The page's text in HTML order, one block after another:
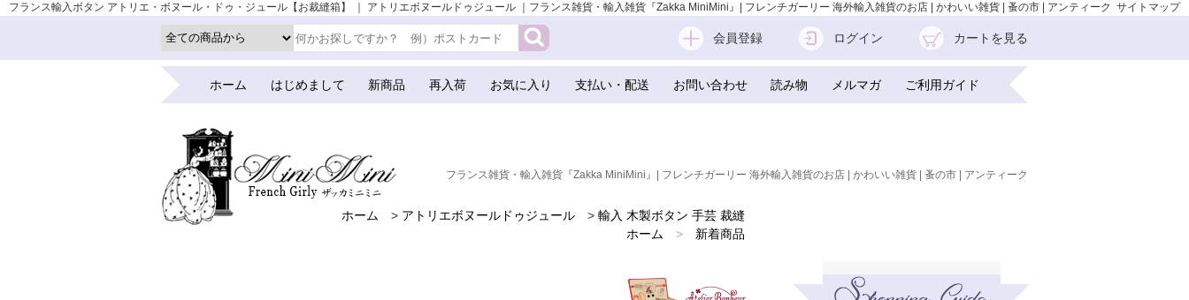
フランス輸入ボタン アトリエ・ボヌール・ドゥ・ジュール【お裁縫箱】 ｜ アトリエボヌールドゥジュール ｜フランス雑貨・輸入雑貨『Zakka MiniMini』| フレンチガーリー 海外輸入雑貨のお店 | かわいい雑貨 | 蚤の市 | アンティーク サイトマップ
会員登録 ログイン カートを見る
ホーム はじめまして 新商品 再入荷 お気に入り 支払い・配送 お問い合わせ 読み物 メルマガ ご利用ガイド
フランス雑貨・輸入雑貨『Zakka MiniMini』| フレンチガーリー 海外輸入雑貨のお店 | かわいい雑貨 | 蚤の市 | アンティーク
ホーム > アトリエボヌールドゥジュール > 輸入 木製ボタン 手芸 裁縫
ホーム
>
新着商品
ホーム
>
かわいい雑貨